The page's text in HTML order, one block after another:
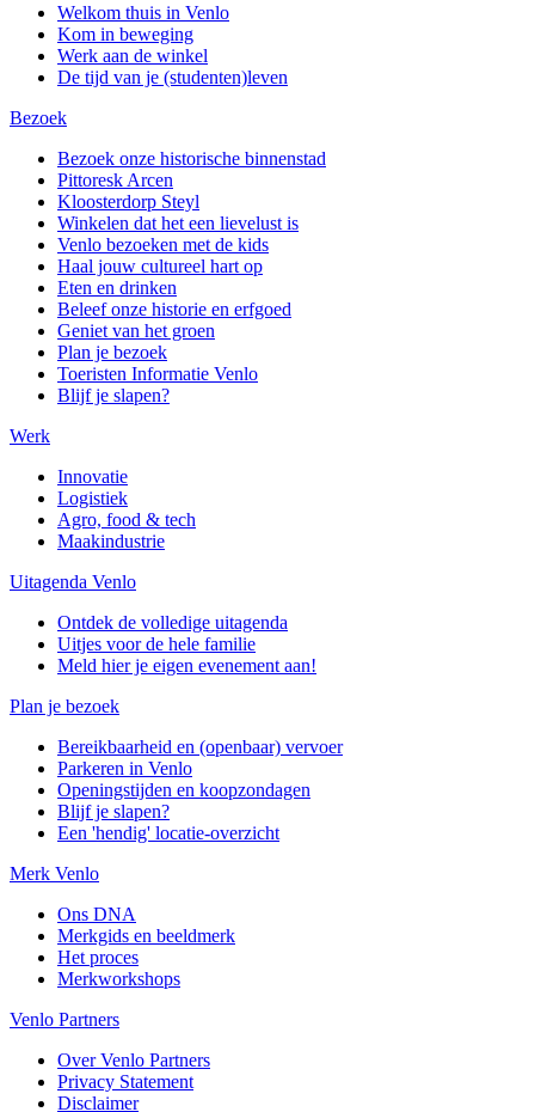
Welkom thuis in Venlo
Kom in beweging
Werk aan de winkel
De tijd van je (studenten)leven
Bezoek
Bezoek onze historische binnenstad
Pittoresk Arcen
Kloosterdorp Steyl
Winkelen dat het een lievelust is
Venlo bezoeken met de kids
Haal jouw cultureel hart op
Eten en drinken
Beleef onze historie en erfgoed
Geniet van het groen
Plan je bezoek
Toeristen Informatie Venlo
Blijf je slapen?
Werk
Innovatie
Logistiek
Agro, food & tech
Maakindustrie
Uitagenda Venlo
Ontdek de volledige uitagenda
Uitjes voor de hele familie
Meld hier je eigen evenement aan!
Plan je bezoek
Bereikbaarheid en (openbaar) vervoer
Parkeren in Venlo
Openingstijden en koopzondagen
Blijf je slapen?
Een 'hendig' locatie-overzicht
Merk Venlo
Ons DNA
Merkgids en beeldmerk
Het proces
Merkworkshops
Venlo Partners
Over Venlo Partners
Privacy Statement
Disclaimer